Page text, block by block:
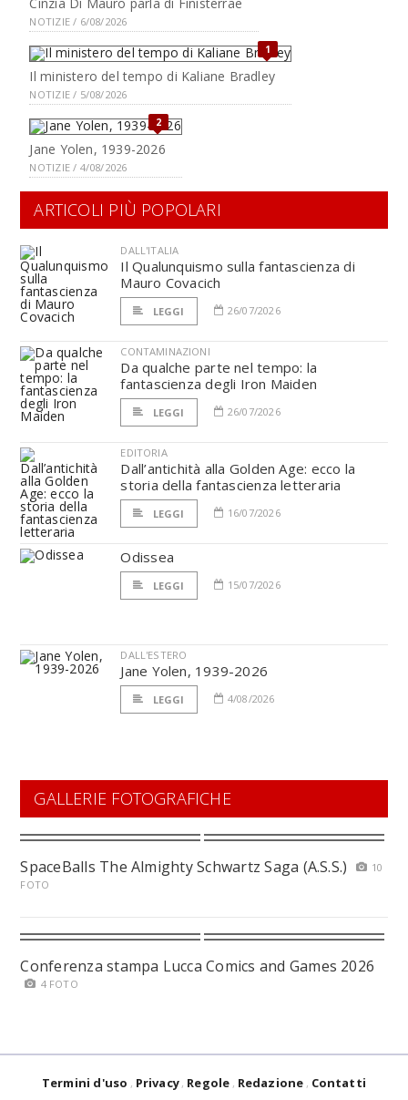
NOTIZIE / 6/08/2026
1
Il ministero del tempo di Kaliane Bradley
NOTIZIE / 5/08/2026
2
Jane Yolen, 1939-2026
NOTIZIE / 4/08/2026
ARTICOLI PIÙ POPOLARI
DALL'ITALIA
Il Qualunquismo sulla fantascienza di
Mauro Covacich
LEGGI 26/07/2026
CONTAMINAZIONI
Da qualche parte nel tempo: la
fantascienza degli Iron Maiden
LEGGI 26/07/2026
EDITORIA
Dall’antichità alla Golden Age: ecco la
storia della fantascienza letteraria
LEGGI 16/07/2026
Odissea
LEGGI 15/07/2026
DALL'ESTERO
Jane Yolen, 1939-2026
LEGGI 4/08/2026
GALLERIE FOTOGRAFICHE
SpaceBalls The Almighty Schwartz Saga (A.S.S.)
10
FOTO
Conferenza stampa Lucca Comics and Games 2026
4 FOTO
Termini d'uso Privacy Regole Redazione Contatti